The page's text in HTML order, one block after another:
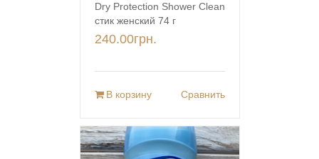
Dry Protection Shower Clean
стик женский 74 г
240.00грн.
В корзину Сравнить